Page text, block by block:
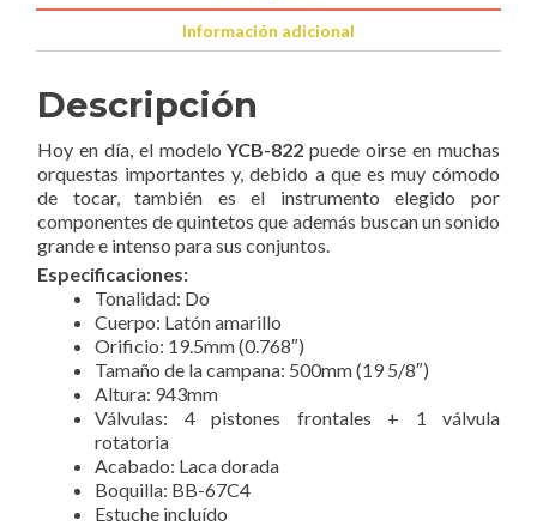
Información adicional
Descripción
Hoy en día, el modeloYCB-822 puede oirse en muchas
orquestas importantes y, debido a que es muy cómodo
de tocar, también es el instrumento elegido por
componentes de quintetos que además buscan un sonido
grande e intenso para sus conjuntos.
Especificaciones:
Tonalidad: Do
Cuerpo: Latón amarillo
Orificio: 19.5mm (0.768″)
Tamaño de la campana: 500mm (19 5/8″)
Altura: 943mm
Válvulas: 4 pistones frontales + 1 válvula
rotatoria
Acabado: Laca dorada
Boquilla: BB-67C4
Estuche incluído